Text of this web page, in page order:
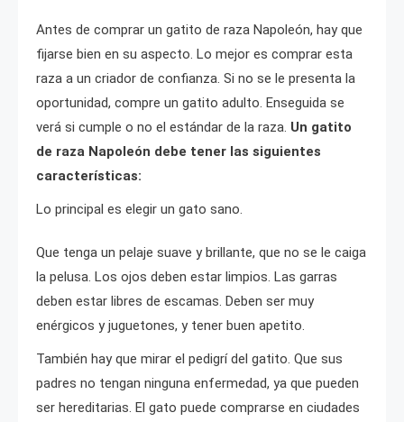
Antes de comprar un gatito de raza Napoleón, hay que
fijarse bien en su aspecto. Lo mejor es comprar esta
raza a un criador de confianza. Si no se le presenta la
oportunidad, compre un gatito adulto. Enseguida se
verá si cumple o no el estándar de la raza. Un gatito
de raza Napoleón debe tener las siguientes
características:
Lo principal es elegir un gato sano.
Que tenga un pelaje suave y brillante, que no se le caiga
la pelusa. Los ojos deben estar limpios. Las garras
deben estar libres de escamas. Deben ser muy
enérgicos y juguetones, y tener buen apetito.
También hay que mirar el pedigrí del gatito. Que sus
padres no tengan ninguna enfermedad, ya que pueden
ser hereditarias. El gato puede comprarse en ciudades